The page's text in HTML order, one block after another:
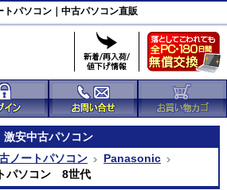
パソコン｜中古パソコン直販
激安中古パソコン
ノートパソコン
Panasonic
パソコン 8世代